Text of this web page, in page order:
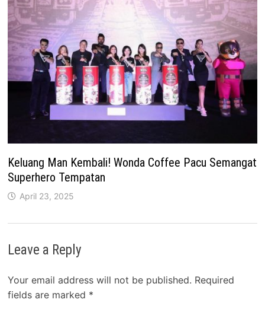
Keluang Man Kembali! Wonda Coffee Pacu Semangat
Superhero Tempatan
April 23, 2025
Leave a Reply
Your email address will not be published. Required
fields are marked *